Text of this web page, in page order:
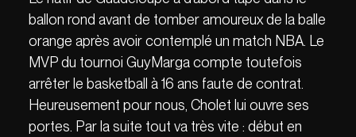
ballon rond avant de tomber amoureux de la balle
orange après avoir contemplé un match NBA. Le
MVP du tournoi GuyMarga compte toutefois
arrêter le basketball à 16 ans faute de contrat.
Heureusement pour nous, Cholet lui ouvre ses
portes. Par la suite tout va très vite : début en